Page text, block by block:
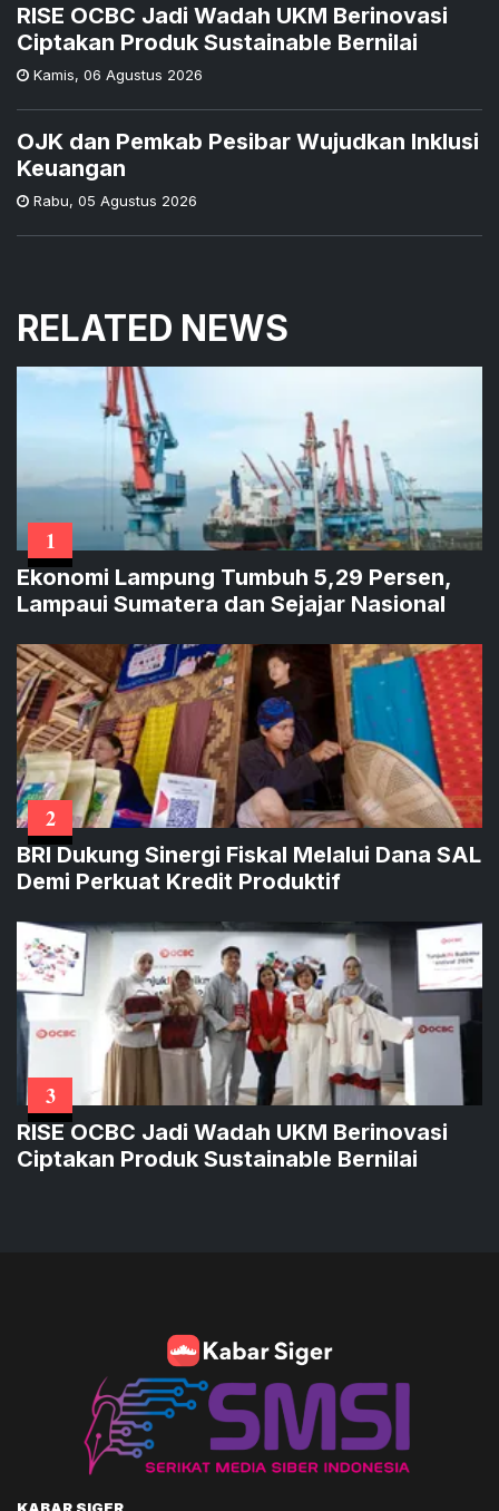
RISE OCBC Jadi Wadah UKM Berinovasi
Ciptakan Produk Sustainable Bernilai
Kamis, 06 Agustus 2026
OJK dan Pemkab Pesibar Wujudkan Inklusi
Keuangan
Rabu, 05 Agustus 2026
RELATED NEWS
1
Ekonomi Lampung Tumbuh 5,29 Persen,
Lampaui Sumatera dan Sejajar Nasional
2
BRI Dukung Sinergi Fiskal Melalui Dana SAL
Demi Perkuat Kredit Produktif
3
RISE OCBC Jadi Wadah UKM Berinovasi
Ciptakan Produk Sustainable Bernilai
KABAR SIGER